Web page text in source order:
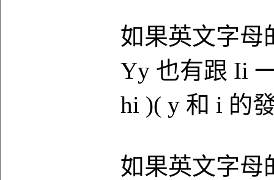
如果英文字母
Yy 也有跟 Ii
hi )( y 和 i 的
如果英文字母